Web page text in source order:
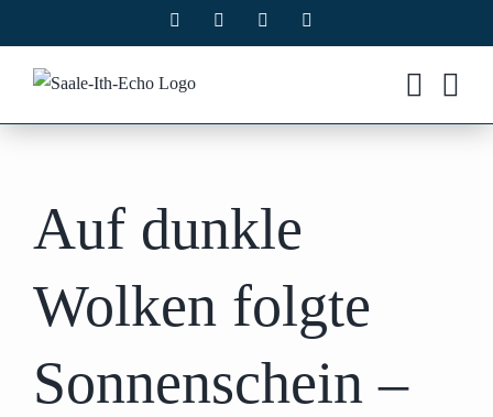
Inhalt
springen
Facebook Instagram
Auf dunkle
Wolken folgte
Sonnenschein –